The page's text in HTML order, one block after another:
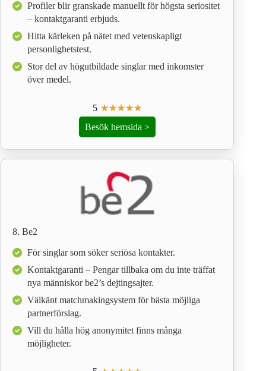
Profiler blir granskade manuellt för högsta seriositet
– kontaktgaranti erbjuds.
Hitta kärleken på nätet med vetenskapligt
personlighetstest.
Stor del av högutbildade singlar med inkomster
över medel.
5 ☆☆☆☆☆
★★★★★
Besök hemsida >
8. Be2
För singlar som söker seriösa kontakter.
Kontaktgaranti – Pengar tillbaka om du inte träffat
nya människor be2’s dejtingsajter.
Välkänt matchmakingsystem för bästa möjliga
partnerförslag.
Vill du hålla hög anonymitet finns många
möjligheter.